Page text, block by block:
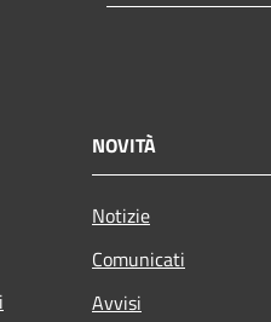
NOVITÀ
Notizie
Comunicati
Avvisi